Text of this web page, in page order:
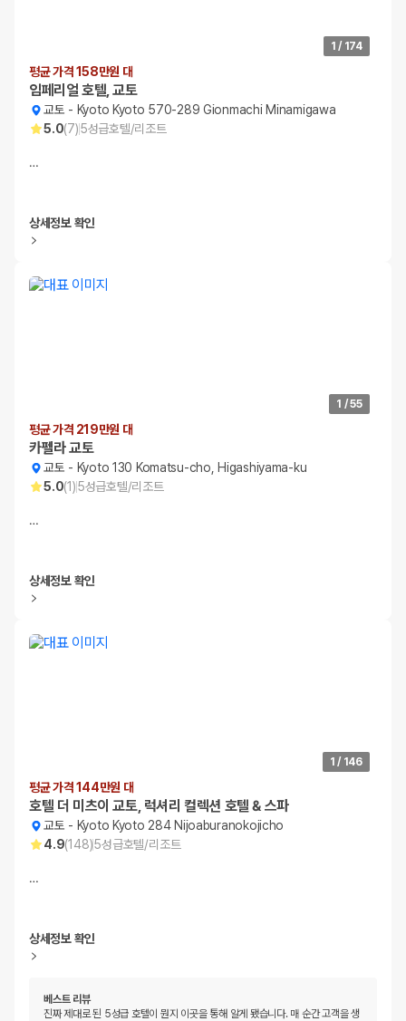
1 / 174
평균 가격 158만원 대
임페리얼 호텔, 교토
교토 - Kyoto Kyoto 570-289 Gionmachi Minamigawa
5.0(7)5성급호텔/리조트
…
상세정보 확인
1 /55
평균 가격 219만원 대
카펠라 교토
교토 - Kyoto 130 Komatsu-cho, Higashiyama-ku
5.0(1)5성급호텔/리조트
…
상세정보 확인
1 / 146
평균 가격 144만원 대
호텔 더 미츠이 교토, 럭셔리 컬렉션 호텔 & 스파
교토 - Kyoto Kyoto 284 Nijoaburanokojicho
4.9(148)5성급호텔/리조트
…
상세정보 확인
베스트 리뷰
진짜 제대로 된 5성급 호텔이 뭔지 이곳을 통해 알게 됐습니다. 매 순간 고객을 생